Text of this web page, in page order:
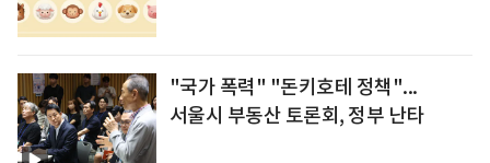
"국가 폭력" "돈키호테 정책"...
서울시 부동산 토론회, 정부 난타